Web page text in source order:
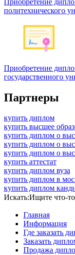
политехнического
Приобретение
государственного
Партнеры
купить диплом
купить высшее
купить диплом о
купить диплом о
купить диплом о
купить аттестат
купить диплом вуза
купить диплом в
купить диплом
Искать:Ищите что-
Главная
Информация
Где заказать
Заказать
Продажа